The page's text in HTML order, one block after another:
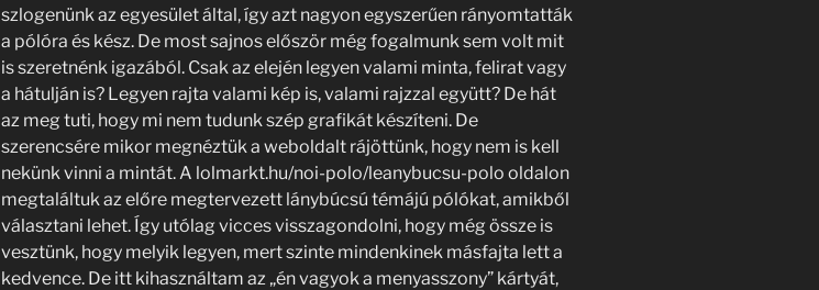
szlogenünk az egyesület által, így azt nagyon egyszerűen rányomtatták
a pólóra és kész. De most sajnos először még fogalmunk sem volt mit
is szeretnénk igazából. Csak az elején legyen valami minta, felirat vagy
a hátulján is? Legyen rajta valami kép is, valami rajzzal együtt? De hát
az meg tuti, hogy mi nem tudunk szép grafikát készíteni. De
szerencsére mikor megnéztük a weboldalt rájöttünk, hogy nem is kell
nekünk vinni a mintát. A lolmarkt.hu/noi-polo/leanybucsu-polo oldalon
megtaláltuk az előre megtervezett lánybúcsú témájú pólókat, amikből
választani lehet. Így utólag vicces visszagondolni, hogy még össze is
vesztünk, hogy melyik legyen, mert szinte mindenkinek másfajta lett a
kedvence. De itt kihasználtam az „én vagyok a menyasszony” kártyát,